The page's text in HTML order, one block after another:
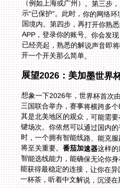
开一个开关那么简单。
展望2026：美加墨世界
想象一下2026年，世界杯首次
三国联合举办，赛事将横跨多个
其是北美地区的观众，可能需要
键场次。你依然可以通过国内
时，一个拥有智能线路、能克服
将至关重要。番茄加速器这样
智能选线能
能获得最稳
一杯茶，听着中文解说，沉浸